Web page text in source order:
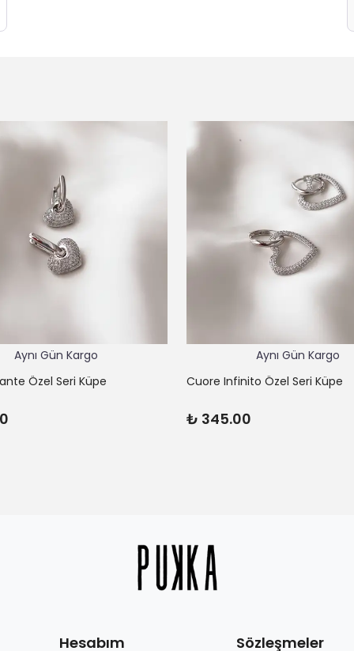
Aynı Gün Kargo
Özel Seri Küpe
Aynı Gün Kargo
Cuore Infinito Özel Seri Küpe
₺ 345.00
Hesabım Sözleşmeler